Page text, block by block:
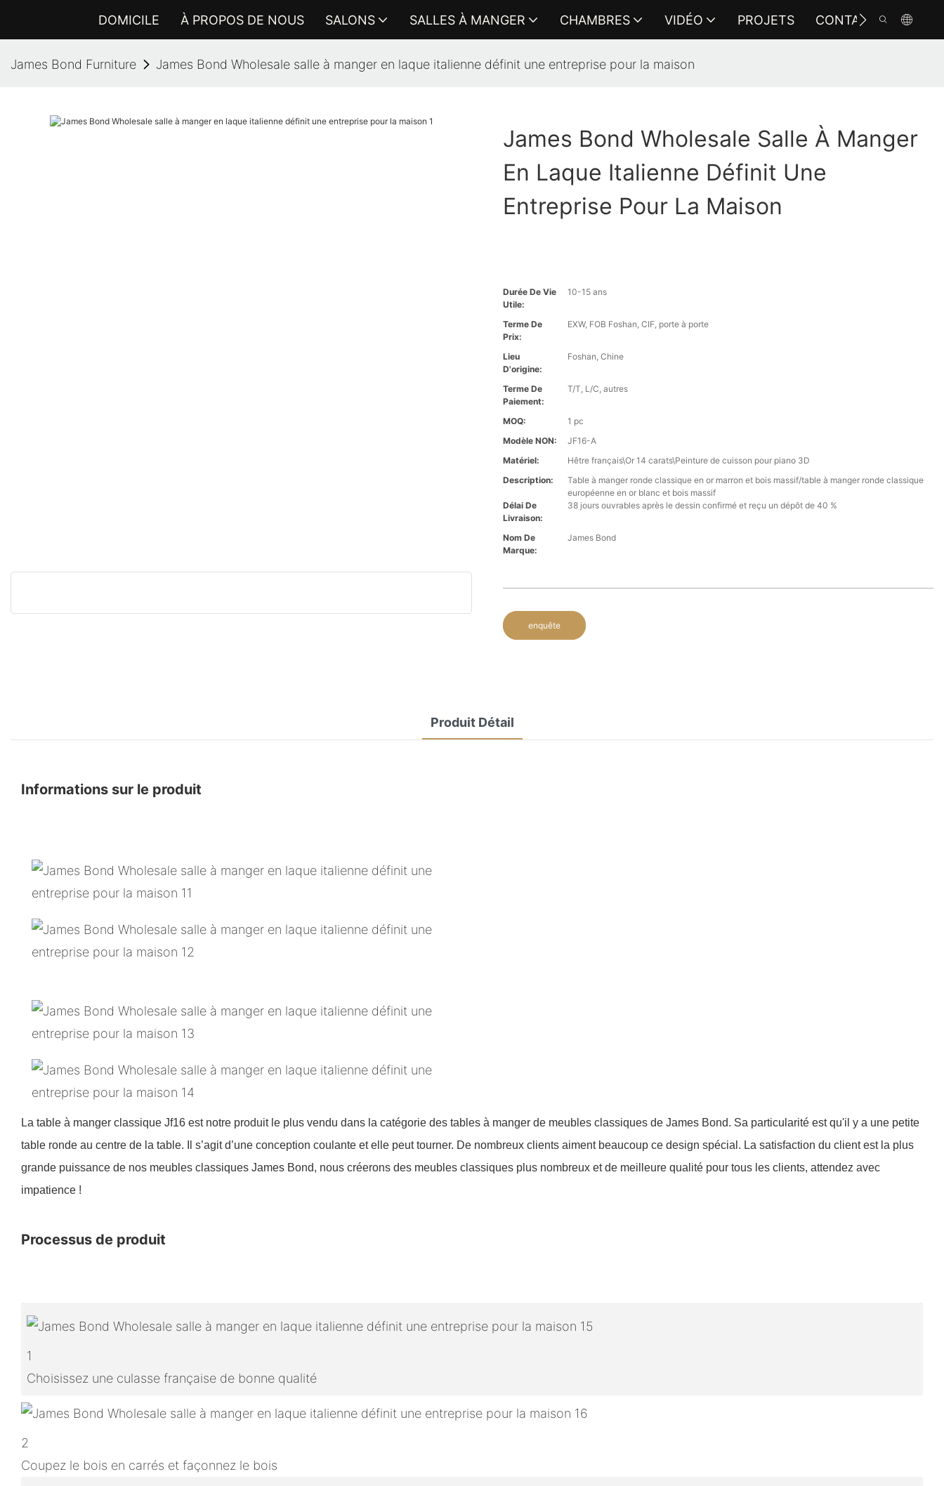
DOMICILE À PROPOS DE NOUS SALONS SALLES À MANGER CHAMBRES VIDÉO PROJETS CONTACTEZ-NOUS
James Bond Furniture James Bond Wholesale salle à manger en laque italienne définit une entreprise pour la maison
James Bond Wholesale Salle À Manger
En Laque Italienne Définit Une
Entreprise Pour La Maison
Durée De Vie
Utile:
10-15 ans
Terme De
Prix:
EXW, FOB Foshan, CIF, porte à porte
Lieu
D'origine:
Foshan, Chine
Terme De
Paiement:
T/T, L/C, autres
MOQ:
1 pc
Modèle NON:
JF16-A
Matériel:
Hêtre français\Or 14 carats\Peinture de cuisson pour piano 3D
Description:
Table à manger ronde classique en or marron et bois massif/table à manger ronde classique
européenne en or blanc et bois massif
Délai De
Livraison:
38 jours ouvrables après le dessin confirmé et reçu un dépôt de 40 %
Nom De
Marque:
James Bond
enquête
Produit Détail
Informations sur le produit
La table à manger classique Jf16 est notre produit le plus vendu dans la catégorie des tables à manger de meubles classiques de James Bond. Sa particularité est qu'il y a une petite
table ronde au centre de la table. Il s’agit d’une conception coulante et elle peut tourner. De nombreux clients aiment beaucoup ce design spécial. La satisfaction du client est la plus
grande puissance de nos meubles classiques James Bond, nous créerons des meubles classiques plus nombreux et de meilleure qualité pour tous les clients, attendez avec
impatience !
Processus de produit
1
Choisissez une culasse française de bonne qualité
2
Coupez le bois en carrés et façonnez le bois